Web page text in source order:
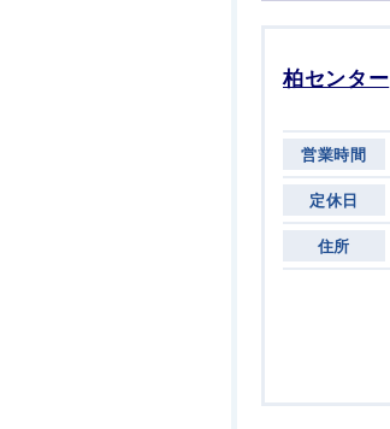
柏センター
営業時間
定休日
住所